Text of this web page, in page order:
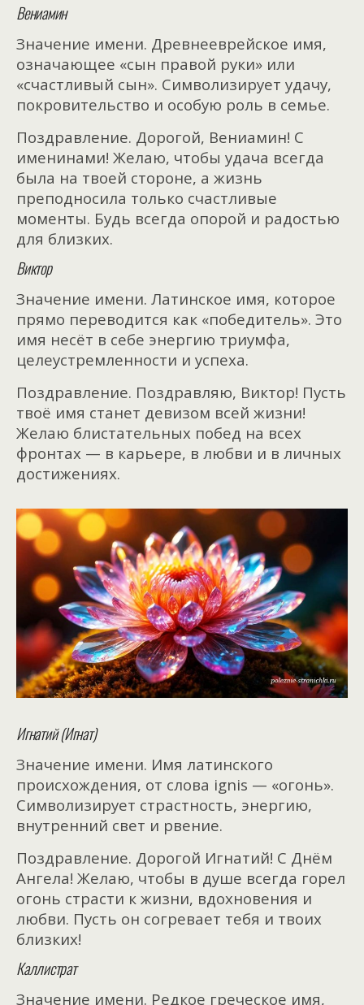
Вениамин
Значение имени. Древнееврейское имя,
означающее «сын правой руки» или
«счастливый сын». Символизирует удачу,
покровительство и особую роль в семье.
Поздравление. Дорогой, Вениамин! С
именинами! Желаю, чтобы удача всегда
была на твоей стороне, а жизнь
преподносила только счастливые
моменты. Будь всегда опорой и радостью
для близких.
Виктор
Значение имени. Латинское имя, которое
прямо переводится как «победитель». Это
имя несёт в себе энергию триумфа,
целеустремленности и успеха.
Поздравление. Поздравляю, Виктор! Пусть
твоё имя станет девизом всей жизни!
Желаю блистательных побед на всех
фронтах — в карьере, в любви и в личных
достижениях.
Игнатий (Игнат)
Значение имени. Имя латинского
происхождения, от слова ignis — «огонь».
Символизирует страстность, энергию,
внутренний свет и рвение.
Поздравление. Дорогой Игнатий! С Днём
Ангела! Желаю, чтобы в душе всегда горел
огонь страсти к жизни, вдохновения и
любви. Пусть он согревает тебя и твоих
близких!
Каллистрат
Значение имени. Редкое греческое имя,